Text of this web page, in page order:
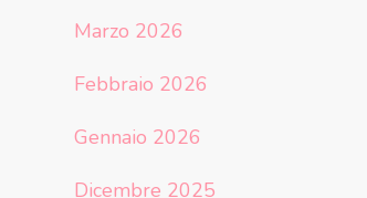
Marzo 2026
Febbraio 2026
Gennaio 2026
Dicembre 2025